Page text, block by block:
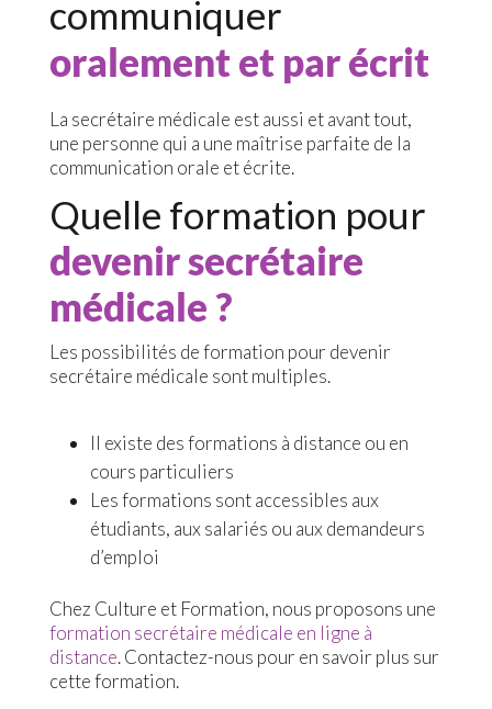
communiquer
oralement et par écrit
La secrétaire médicale est aussi et avant tout,
une personne qui a une maîtrise parfaite de la
communication orale et écrite.
Quelle formation pour
devenir secrétaire
médicale ?
Les possibilités de formation pour devenir
secrétaire médicale sont multiples.
Il existe des formations à distance ou en
cours particuliers
Les formations sont accessibles aux
étudiants, aux salariés ou aux demandeurs
d’emploi
Chez Culture et Formation, nous proposons une
formation secrétaire médicale en ligne à
distance. Contactez-nous pour en savoir plus sur
cette formation.